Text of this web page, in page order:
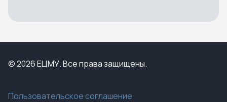
© 2026 ЕЦМУ. Все права защищены.
Пользовательское соглашение